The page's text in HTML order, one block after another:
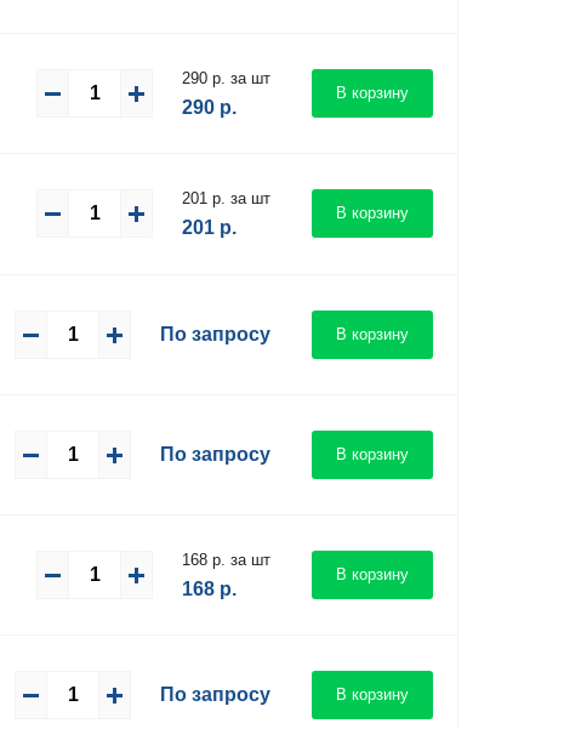
290 р. за шт
290 р.
В корзину
201 р. за шт
201 р.
В корзину
По запросу В корзину
По запросу В корзину
168 р. за шт
168 р.
В корзину
По запросу В корзину